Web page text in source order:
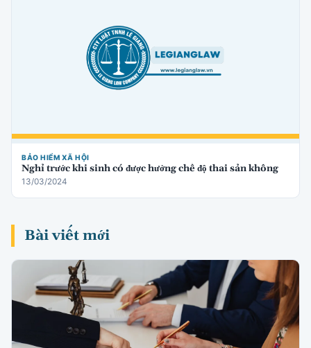
BẢO HIỂM XÃ HỘI
Nghỉ trước khi sinh có được hưởng chế độ thai sản không
13/03/2024
Bài viết mới